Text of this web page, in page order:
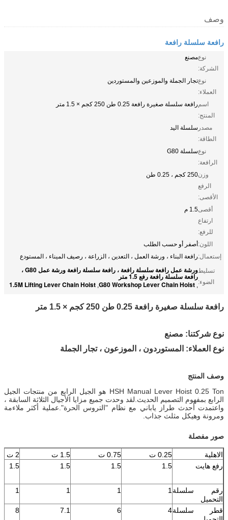
وصف
رافعة سلسلة رافعة
نوع
الشركة:
مصنع
نوع
العملاء:
تجار الجملة والموزعين والمستوردين
اسم
المنتج:
رافعة سلسلة صغيرة رافعة 0.25 طن 250 كجم × 1.5 متر
مصدر
الطاقة:
سلسلة اليد
نوع
الرافعة:
سلسلة G80
وزن
الرفع
الأقصى:
250 كجم ، 0.25 طن
أقصى
ارتفاع
للرفع:
1.5 م
اللون:أصفر أو حسب الطلب
إستعمال:رافعة البناء ، ورشة العمل ، التعدين ، الزراعة ، رصيف الميناء ، المستودع
تسليط
الضوء:
ورشة عمل رافعة سلسلة رافعة ، رافعة سلسلة رافعة ورشة عمل G80 ،
رافعة سلسلة رافعة رفع 1.5 متر
,
G80 Workshop Lever Chain Hoist
,
1.5M Lifting Lever Chain Hoist
رافعة سلسلة صغيرة رافعة 0.25 طن 250 كجم × 1.5 متر
نوع شركتنا: مصنع
نوع العملاء: المستوردون ، الموزعون ، تجار الجملة
وصف المنتج
HSH Manual Lever Hoist 0.25 Ton هو الجيل الرابع من منتجات الجيل
الرابع بمفهوم التصميم الحديث.لقد وحدت جميع مزايا الأجيال الثلاثة السابقة ،
واعتمدت أحدث طراز ياباني مع نظام "التروس الحرة".عملية أكثر ملاءمة
ومرونة وهيكل مثلث جذاب.
صور مفصلة
الاهلية 0.25 ت 0.75 ت 1.5 ت
2 ت
رفع هايت
1.5
1.5
1.5
1.5
رقم سلسلة
التحميل
1
1
1
1
قطر سلسلة4
6
7.1
8